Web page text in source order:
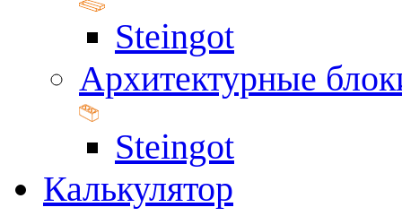
Steingot
Архитектурные
Steingot
Калькулятор